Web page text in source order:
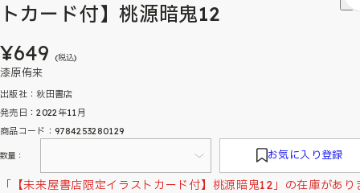
トカード付】桃源暗鬼12
¥649 (税込)
漆原侑来
出版社：秋田書店
発売日：2022年11月
商品コード：9784253280129
数量： お気に入り登録
「【未来屋書店限定イラストカード付】桃源暗鬼12」の在庫があり